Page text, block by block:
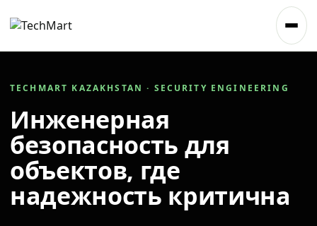
TECHMART KAZAKHSTAN · SECURITY ENGINEERING
Инженерная
безопасность для
объектов, где
надежность критична